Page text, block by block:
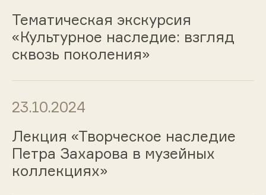
Тематическая экскурсия
«Культурное наследие: взгляд
сквозь поколения»
23.10.2024
Лекция «Творческое наследие
Петра Захарова в музейных
коллекциях»